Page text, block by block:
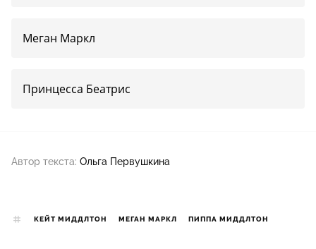
Меган Маркл
Принцесса Беатрис
Автор текста: Ольга Первушкина
КЕЙТ МИДДЛТОН МЕГАН МАРКЛ ПИППА МИДДЛТОН